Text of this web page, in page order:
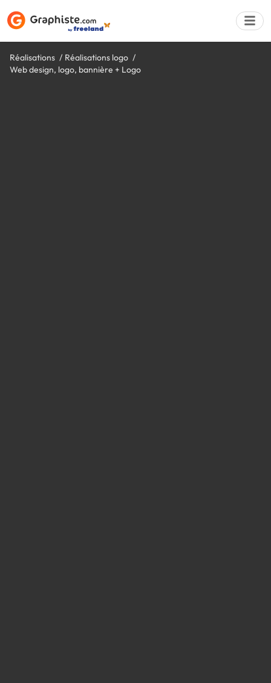
Réalisations
Réalisations logo
Web design, logo, bannière + Logo